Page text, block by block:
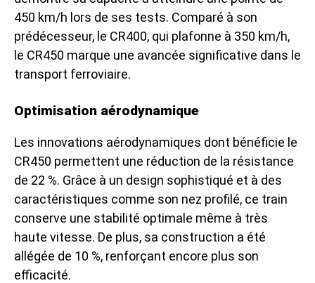
450 km/h lors de ses tests. Comparé à son
prédécesseur, le CR400, qui plafonne à 350 km/h,
le CR450 marque une avancée significative dans le
transport ferroviaire.
Optimisation aérodynamique
Les innovations aérodynamiques dont bénéficie le
CR450 permettent une réduction de la résistance
de 22 %. Grâce à un design sophistiqué et à des
caractéristiques comme son nez profilé, ce train
conserve une stabilité optimale même à très
haute vitesse. De plus, sa construction a été
allégée de 10 %, renforçant encore plus son
efficacité.